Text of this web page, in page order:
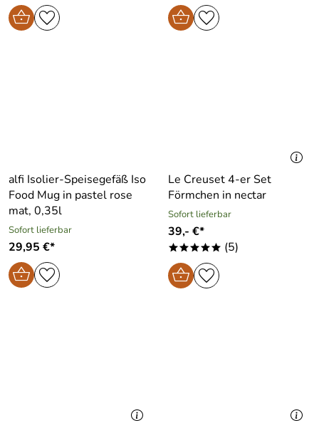
alfi Isolier-Speisegefäß Iso
Food Mug in pastel rose
mat, 0,35l
Sofort lieferbar
29,95 €*
Le Creuset 4-er Set
Förmchen in nectar
Sofort lieferbar
39,- €*
***** (5)